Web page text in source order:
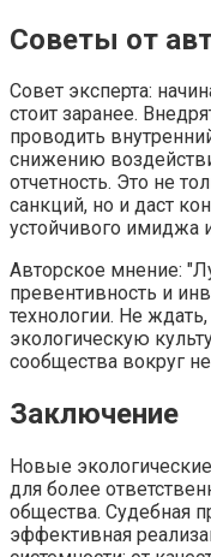
Советы от
Совет эксперта:
стоит заранее.
проводить
снижению
отчетность. Это не
санкций, но и даст
устойчивого имиджа
Авторское мнение:
превентивность и
технологии. Не
экологическую
сообщества вокруг
Заключение
Новые
для более
общества. Судебная
эффективная